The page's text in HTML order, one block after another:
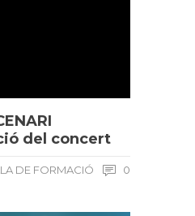
del concert
DE FORMACIÓ 0